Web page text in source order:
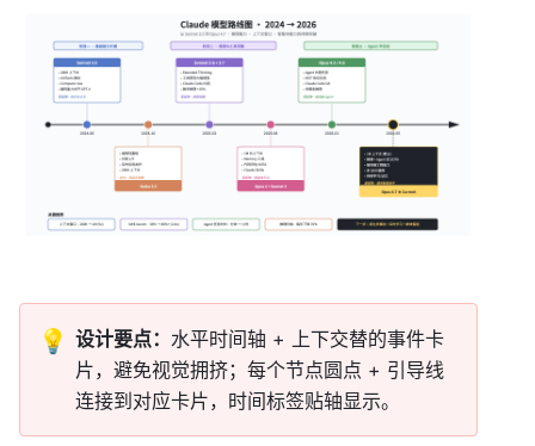
💡 设计要点： 水平时间轴 + 上下交替的事件卡
片，避免视觉拥挤；每个节点圆点 + 引导线
连接到对应卡片，时间标签贴轴显示。